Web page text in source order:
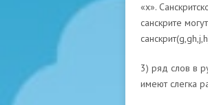
«х».
санскрите
3) ряд слов в
имеют слегка